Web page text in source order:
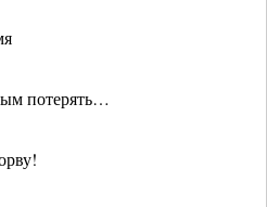
потерять…